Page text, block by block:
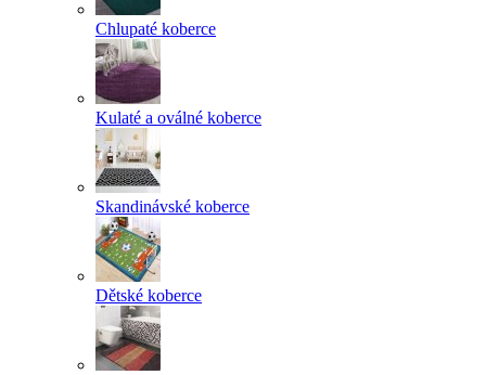
Chlupaté koberce
Kulaté a oválné koberce
Skandinávské koberce
Dětské koberce